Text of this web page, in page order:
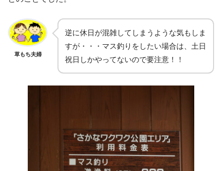
草もち夫婦
逆に休日が混雑してしまうような気もしま
すが・・・マス釣りをしたい場合は、土日
祝日しかやってないので要注意！！